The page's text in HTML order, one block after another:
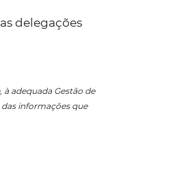
delegações
adequada Gestão de
informações que